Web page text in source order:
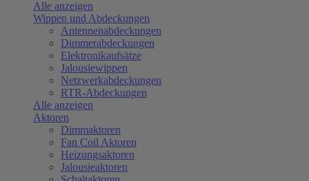
Alle anzeigen
Wippen und Abdeckungen
Antennenabdeckungen
Dimmerabdeckungen
Elektronikaufsätze
Jalousiewippen
Netzwerkabdeckungen
RTR-Abdeckungen
Alle anzeigen
Aktoren
Dimmaktoren
Fan Coil Aktoren
Heizungsaktoren
Jalousieaktoren